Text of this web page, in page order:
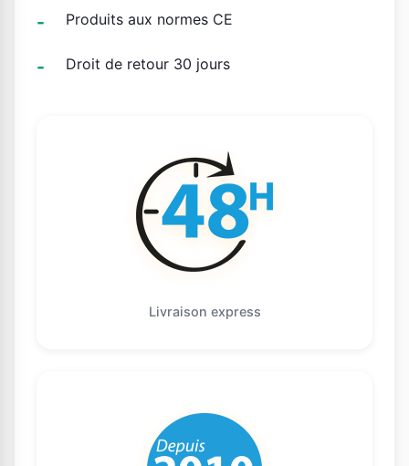
Produits aux normes CE
Droit de retour 30 jours
Livraison express